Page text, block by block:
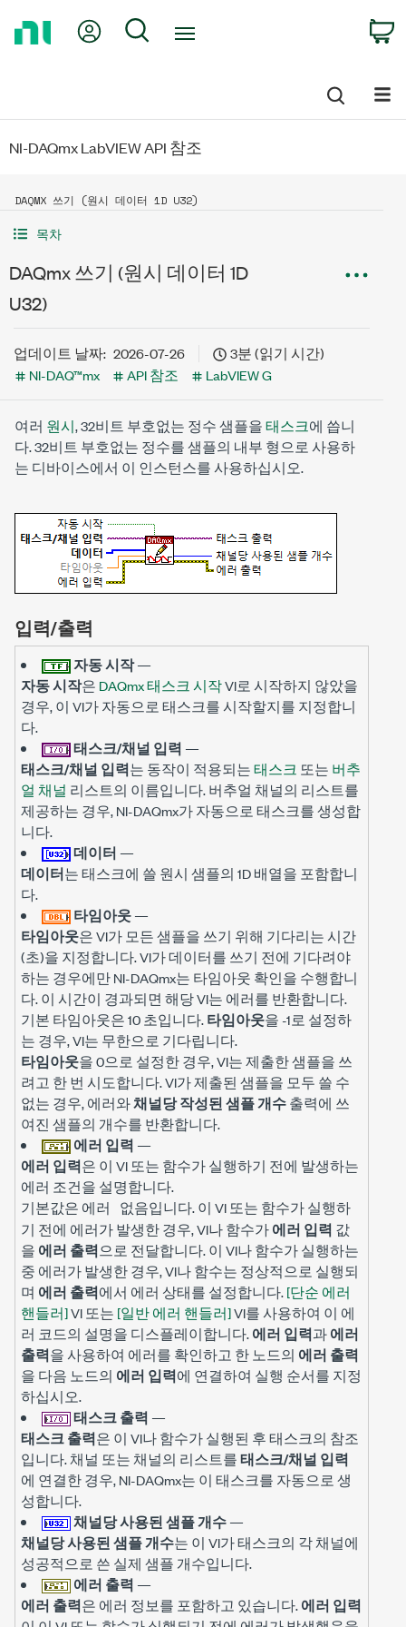
My Account
Search
NI-DAQmx LabVIEW API 참조
DAQMX 쓰기 (원시 데이터 1D U32)
목차
DAQmx 쓰기 (원시 데이터 1D
U32)
업데이트 날짜: 2026-07-26
3분 (읽기 시간)
NI-DAQ™mx
API 참조 LabVIEW G
여러 원시, 32비트 부호없는 정수 샘플을태스크에 씁니
다. 32비트 부호없는 정수를 샘플의 내부 형으로 사용하
는 디바이스에서 이 인스턴스를 사용하십시오.
입력/출력
자동 시작—
자동 시작은 DAQmx 태스크 시작VI로 시작하지 않았을
경우, 이 VI가 자동으로 태스크를 시작할지를 지정합니
다.
태스크/채널 입력 —
태스크/채널 입력는 동작이 적용되는태스크 또는 버추
얼 채널 리스트의 이름입니다. 버추얼 채널의 리스트를
제공하는 경우, NI-DAQmx가 자동으로 태스크를 생성합
니다.
데이터 —
데이터는 태스크에 쓸 원시 샘플의 1D 배열을 포함합니
다.
타임아웃—
타임아웃은 VI가 모든 샘플을 쓰기 위해 기다리는 시간
(초)을 지정합니다. VI가 데이터를 쓰기 전에 기다려야
하는 경우에만 NI-DAQmx는 타임아웃 확인을 수행합니
다. 이 시간이 경과되면 해당 VI는 에러를 반환합니다.
기본 타임아웃은 10 초입니다.타임아웃을 -1로 설정하
는 경우, VI는 무한으로 기다립니다.
타임아웃을 0으로 설정한 경우, VI는 제출한 샘플을 쓰
려고 한 번 시도합니다. VI가 제출된 샘플을 모두 쓸 수
없는 경우, 에러와채널당 작성된 샘플 개수출력에 쓰
여진 샘플의 개수를 반환합니다.
에러 입력 —
에러 입력은 이 VI 또는 함수가 실행하기 전에 발생하는
에러 조건을 설명합니다.
기본값은 에러 없음입니다. 이 VI 또는 함수가 실행하
기 전에 에러가 발생한 경우, VI나 함수가에러 입력 값
을 에러 출력으로 전달합니다. 이 VI나 함수가 실행하는
중 에러가 발생한 경우, VI나 함수는 정상적으로 실행되
며 에러 출력에서 에러 상태를 설정합니다.[단순 에러
핸들러]VI 또는 [일반 에러 핸들러]VI를 사용하여 이 에
러 코드의 설명을 디스플레이합니다.에러 입력과에러
출력을 사용하여 에러를 확인하고 한 노드의 에러 출력
을 다음 노드의 에러 입력에 연결하여 실행 순서를 지정
하십시오.
태스크 출력 —
태스크 출력은 이 VI나 함수가 실행된 후 태스크의 참조
입니다. 채널 또는 채널의 리스트를태스크/채널 입력
에 연결한 경우, NI-DAQmx는 이 태스크를 자동으로 생
성합니다.
채널당 사용된 샘플 개수—
채널당 사용된 샘플 개수는 이 VI가 태스크의 각 채널에
성공적으로 쓴 실제 샘플 개수입니다.
에러 출력 —
에러 출력은 에러 정보를 포함하고 있습니다.에러 입력